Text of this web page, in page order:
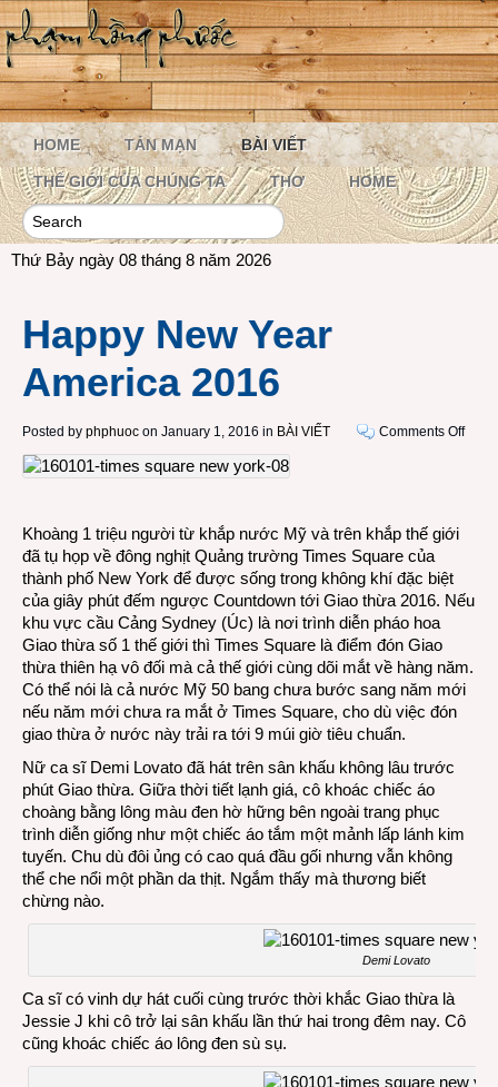
HOME TẢN MẠN BÀI VIẾT
THẾ GIỚI CỦA CHÚNG TA THƠ HOME
Thứ Bảy ngày 08 tháng 8 năm 2026
Happy New Year
America 2016
Posted by phphuoc on January 1, 2016 in BÀI VIẾT Comments Offon
Khoàng 1 triệu người từ khắp nước Mỹ và trên khắp thế giới
đã tụ họp về đông nghịt Quảng trường Times Square của
thành phố New York để được sống trong không khí đặc biệt
của giây phút đếm ngược Countdown tới Giao thừa 2016. Nếu
khu vực cầu Cảng Sydney (Úc) là nơi trình diễn pháo hoa
Giao thừa số 1 thế giới thì Times Square là điểm đón Giao
thừa thiên hạ vô đối mà cả thế giới cùng dõi mắt về hàng năm.
Có thể nói là cả nước Mỹ 50 bang chưa bước sang năm mới
nếu năm mới chưa ra mắt ở Times Square, cho dù việc đón
giao thừa ở nước này trải ra tới 9 múi giờ tiêu chuẩn.
Nữ ca sĩ Demi Lovato đã hát trên sân khấu không lâu trước
phút Giao thừa. Giữa thời tiết lạnh giá, cô khoác chiếc áo
choàng bằng lông màu đen hờ hững bên ngoài trang phục
trình diễn giống như một chiếc áo tắm một mảnh lấp lánh kim
tuyến. Chu dù đôi ủng có cao quá đầu gối nhưng vẫn không
thể che nổi một phần da thịt. Ngắm thấy mà thương biết
chừng nào.
Demi Lovato
Ca sĩ có vinh dự hát cuối cùng trước thời khắc Giao thừa là
Jessie J khi cô trở lại sân khấu lần thứ hai trong đêm nay. Cô
cũng khoác chiếc áo lông đen sù sụ.